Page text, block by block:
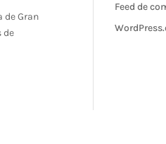
de Gran
de
Feed de